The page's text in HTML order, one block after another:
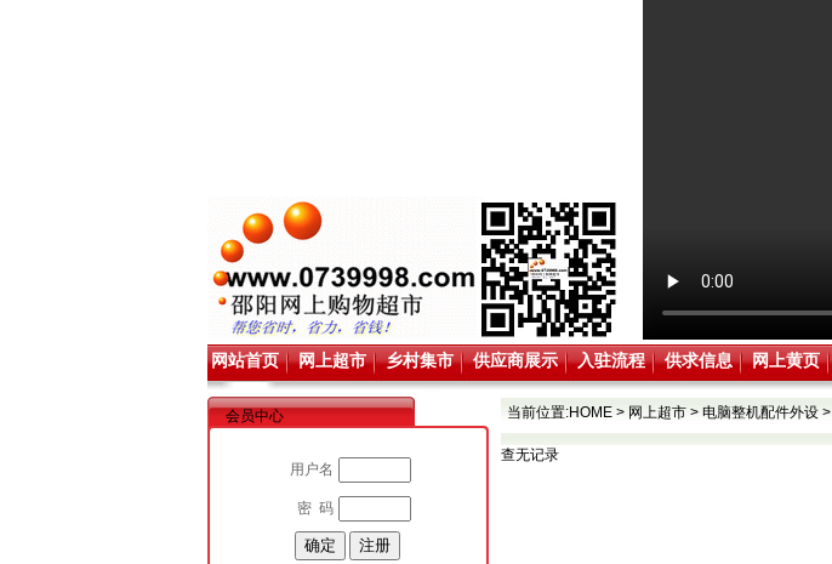
网站首页 网上超市 乡村集市 供应商展示 入驻流程 供求信息 网上黄页
会员中心
用户名
密 码
当前位置:HOME> 网上超市> 电脑整机配件外设>
查无记录